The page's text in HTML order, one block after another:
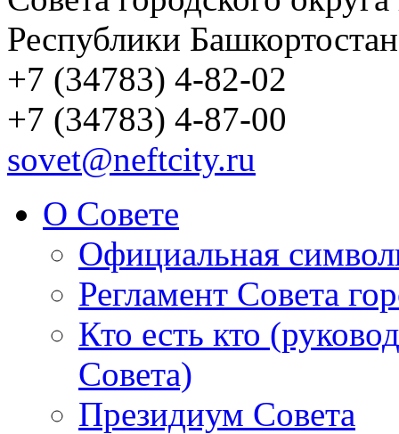
Республики Башкортостан
+7 (34783) 4-82-02
+7 (34783) 4-87-00
sovet@neftcity.ru
О Совете
Официальная
Регламент Совета
Кто есть кто
Совета)
Президиум Совета